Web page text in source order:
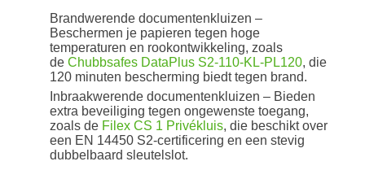
Brandwerende documentenkluizen –
Beschermen je papieren tegen hoge
temperaturen en rookontwikkeling, zoals
de Chubbsafes DataPlus S2-110-KL-PL120, die
120 minuten bescherming biedt tegen brand.
Inbraakwerende documentenkluizen – Bieden
extra beveiliging tegen ongewenste toegang,
zoals de Filex CS 1 Privékluis, die beschikt over
een EN 14450 S2-certificering en een stevig
dubbelbaard sleutelslot.